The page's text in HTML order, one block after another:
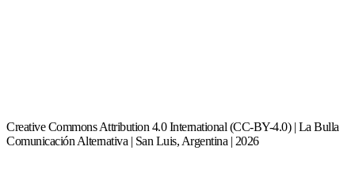
Creative Commons Attribution 4.0 International (CC-BY-4.0) | La Bulla
Comunicación Alternativa | San Luis, Argentina | 2026